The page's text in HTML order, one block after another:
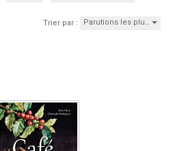
Trier par : Parutions les plu…